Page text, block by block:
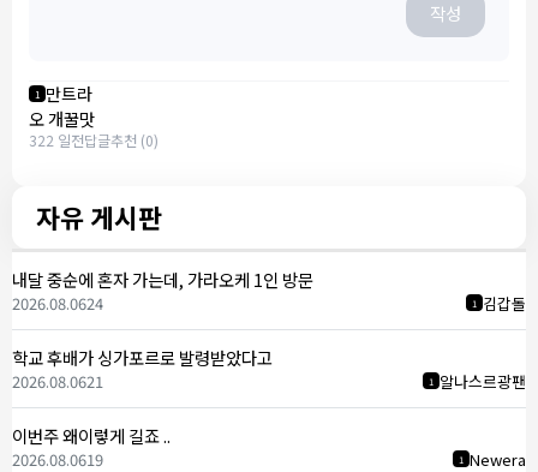
작성
1 만트라
오 개꿀맛
322 일전답글추천 (0)
자유 게시판
내달 중순에 혼자 가는데, 가라오케 1인 방문
1 김갑돌
2026.08.0624
학교 후배가 싱가포르로 발령받았다고
1 알나스르광팬
2026.08.0621
이번주 왜이렇게 길죠 ..
1 Newera
2026.08.0619